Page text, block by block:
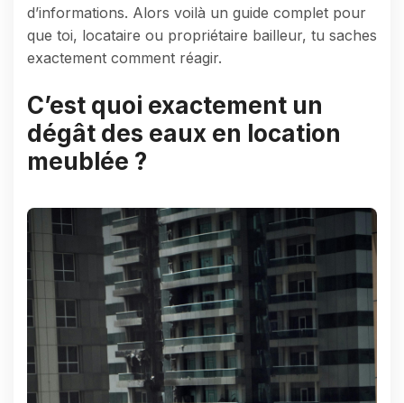
d’informations. Alors voilà un guide complet pour
que toi, locataire ou propriétaire bailleur, tu saches
exactement comment réagir.
C’est quoi exactement un
dégât des eaux en location
meublée ?